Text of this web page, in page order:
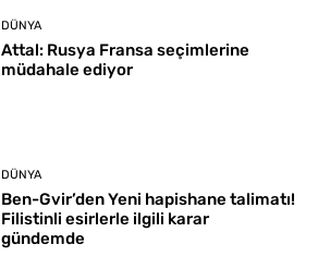
DÜNYA
Attal: Rusya Fransa seçimlerine
müdahale ediyor
DÜNYA
Ben-Gvir’den Yeni hapishane talimatı!
Filistinli esirlerle ilgili karar
gündemde